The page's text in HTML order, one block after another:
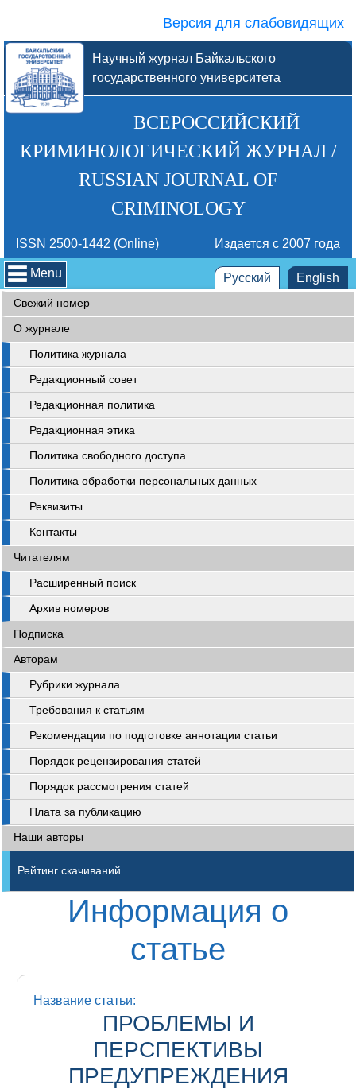
Версия для слабовидящих
Научный журнал Байкальского
государственного университета
ВСЕРОССИЙСКИЙ
КРИМИНОЛОГИЧЕСКИЙ ЖУРНАЛ /
RUSSIAN JOURNAL OF
CRIMINOLOGY
ISSN 2500-1442 (Online) Издается с 2007 года
Menu Русский English
Свежий номер
О журнале
Политика журнала
Редакционный совет
Редакционная политика
Редакционная этика
Политика свободного доступа
Политика обработки персональных данных
Реквизиты
Контакты
Читателям
Расширенный поиск
Архив номеров
Подписка
Авторам
Рубрики журнала
Требования к статьям
Рекомендации по подготовке аннотации статьи
Порядок рецензирования статей
Порядок рассмотрения статей
Плата за публикацию
Наши авторы
Рейтинг скачиваний
Информация о
статье
Название статьи:
ПРОБЛЕМЫ И
ПЕРСПЕКТИВЫ
ПРЕДУПРЕЖДЕНИЯ